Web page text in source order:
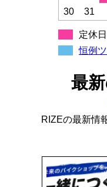
30
31
定休日
恒例
最
RIZEの最新情